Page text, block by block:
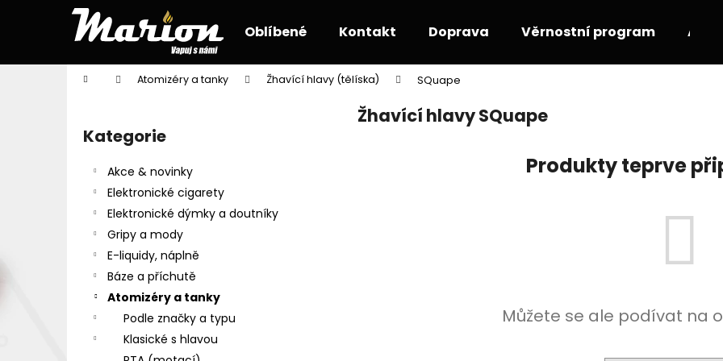
Oblíbené Kontakt Doprava Věrnostní program
Domů Atomizéry a tanky Žhavící hlavy (tělíska) SQuape
Přeskočit
kategorie
Kategorie
Akce & novinky
Elektronické cigarety
Elektronické dýmky a doutníky
Gripy a mody
E-liquidy, náplně
Báze a příchutě
Atomizéry a tanky
Podle značky a typu
Klasické s hlavou
Žhavící hlavy SQuape
Produkty teprve
Můžete se ale podívat na
í
Zpět
do
Zpět
do
Co potřebujete najít?